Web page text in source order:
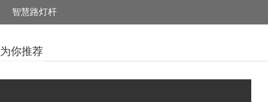
智慧路灯杆
为你推荐